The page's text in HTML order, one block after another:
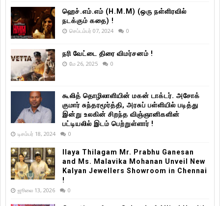
ஹெச்.எம்.எம் (H.M.M) (ஒரு நள்ளிரவில்
நடக்கும் கதை) !
செப்டம்பர் 07, 2024 0
நரி வேட்டை திரை விமர்சனம் !
மே 26, 2025 0
கூலித் தொழிலாளியின் மகன் டாக்டர். அசோக்
குமார் சுந்தரமூர்த்தி, அரசுப் பள்ளியில் படித்து
இன்று உலகின் சிறந்த விஞ்ஞானிகளின்
பட்டியலில் இடம் பெற்றுள்ளார் !
டிசம்பர் 18, 2024 0
Ilaya Thilagam Mr. Prabhu Ganesan
and Ms. Malavika Mohanan Unveil New
Kalyan Jewellers Showroom in Chennai
!
ஜூலை 13, 2026 0